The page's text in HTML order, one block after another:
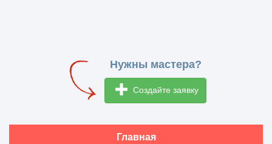
Нужны мастера?
Создайте заявку
Главная